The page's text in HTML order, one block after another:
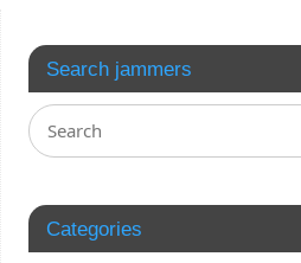
Search jammers
Categories